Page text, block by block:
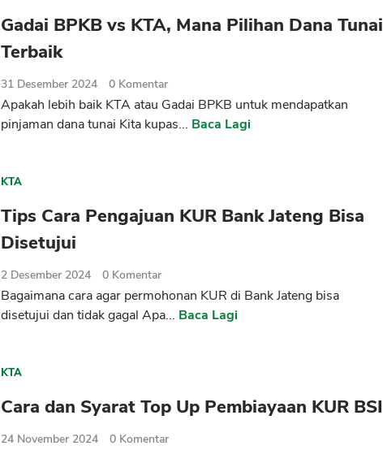
Gadai BPKB vs KTA, Mana Pilihan Dana Tunai
Terbaik
31 Desember 2024 0 Komentar
Apakah lebih baik KTA atau Gadai BPKB untuk mendapatkan
pinjaman dana tunai Kita kupas... Baca Lagi
KTA
Tips Cara Pengajuan KUR Bank Jateng Bisa
Disetujui
2 Desember 2024 0 Komentar
Bagaimana cara agar permohonan KUR di Bank Jateng bisa
disetujui dan tidak gagal Apa... Baca Lagi
KTA
Cara dan Syarat Top Up Pembiayaan KUR BSI
24 November 2024 0 Komentar